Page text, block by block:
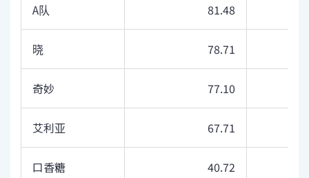
A队 81.48
晓 78.71
奇妙 77.10
艾利亚 67.71
口香糖 40.72